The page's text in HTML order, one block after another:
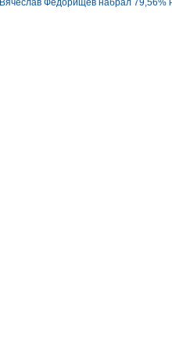
Вячеслав Федорищев набрал 79,56%